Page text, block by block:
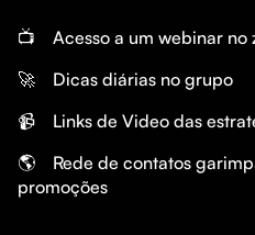
📺
Acesso a um webinar no
🚀
Dicas diárias no grupo
📹
Links de Video das
🌎
Rede de contatos
promoções